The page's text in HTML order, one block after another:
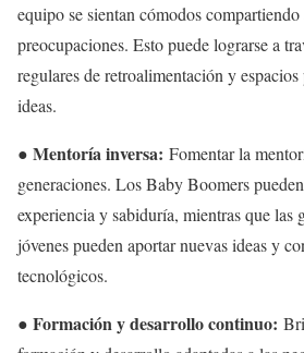
equipo se sientan cómodos
preocupaciones. Esto puede lograrse a
regulares de retroalimentación y
ideas.
● Mentoría inversa: Fomentar la
generaciones. Los Baby Boomers
experiencia y sabiduría, mientras que las
jóvenes pueden aportar nuevas ideas y
tecnológicos.
● Formación y desarrollo continuo: